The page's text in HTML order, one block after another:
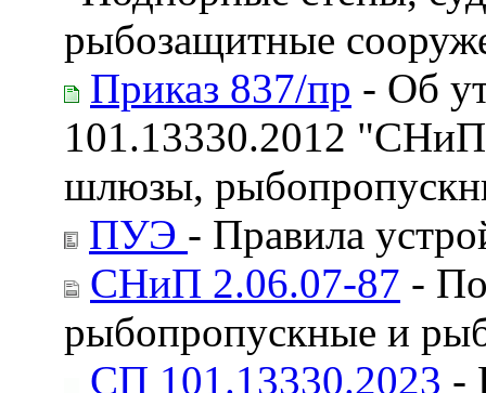
рыбозащитные
Приказ 837/пр - Об
101.13330.2012
шлюзы,
ПУЭ - Правила
СНиП 2.06.07-87 -
рыбопропускные и
СП 101.13330.2023 -